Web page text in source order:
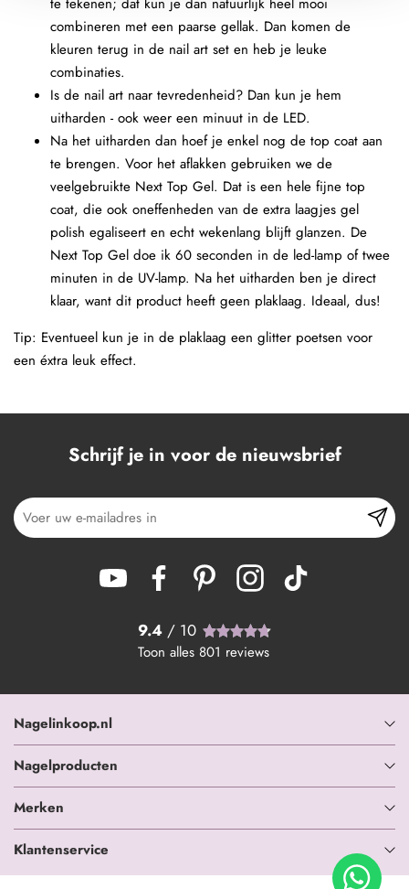
combineren met een paarse gellak. Dan komen de
kleuren terug in de nail art set en heb je leuke
combinaties.
Is de nail art naar tevredenheid? Dan kun je hem
uitharden - ook weer een minuut in de LED.
Na het uitharden dan hoef je enkel nog de top coat aan
te brengen. Voor het aflakken gebruiken we de
veelgebruikte Next Top Gel. Dat is een hele fijne top
coat, die ook oneffenheden van de extra laagjes gel
polish egaliseert en echt wekenlang blijft glanzen. De
Next Top Gel doe ik 60 seconden in de led-lamp of twee
minuten in de UV-lamp. Na het uitharden ben je direct
klaar, want dit product heeft geen plaklaag. Ideaal, dus!
Tip: Eventueel kun je in de plaklaag een glitter poetsen voor
een éxtra leuk effect.
Schrijf je in voor de nieuwsbrief
9.4 / 10
Toon alles 801 reviews
Nagelinkoop.nl
Nagelproducten
Merken
Klantenservice